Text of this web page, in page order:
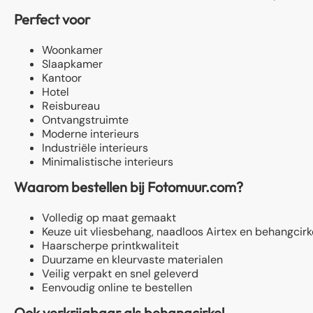
Perfect voor
Woonkamer
Slaapkamer
Kantoor
Hotel
Reisbureau
Ontvangstruimte
Moderne interieurs
Industriële interieurs
Minimalistische interieurs
Waarom bestellen bij Fotomuur.com?
Volledig op maat gemaakt
Keuze uit vliesbehang, naadloos Airtex en
Haarscherpe printkwaliteit
Duurzame en kleurvaste materialen
Veilig verpakt en snel geleverd
Eenvoudig online te bestellen